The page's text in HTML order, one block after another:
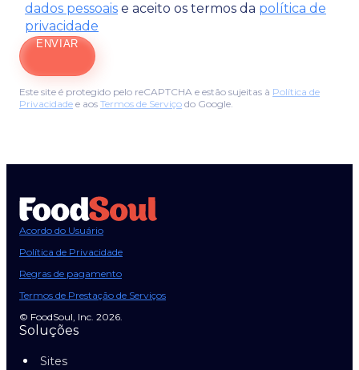
dados pessoais e aceito os termos da política de
privacidade
ENVIAR
Este site é protegido pelo reCAPTCHA e estão sujeitas à Política de
Privacidade e aos Termos de Serviço do Google.
Acordo do Usuário
Política de Privacidade
Regras de pagamento
Termos de Prestação de Serviços
© FoodSoul, Inc. 2026.
Soluções
Sites